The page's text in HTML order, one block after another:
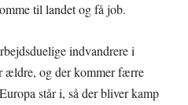
til landet og få job.
indvandrere i
ældre, og der kommer færre
står i, så der bliver kamp